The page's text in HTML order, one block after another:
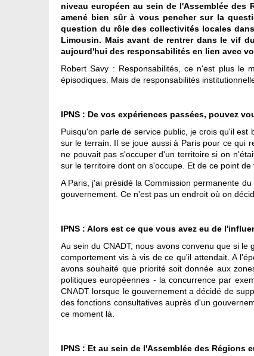
niveau européen au sein de l'Assemblée des
amené bien sûr à vous pencher sur la
question du rôle des collectivités locales
Limousin. Mais avant de rentrer dans le vif
aujourd'hui des responsabilités en lien avec
Robert Savy : Responsabilités, ce n'est plus le
épisodiques. Mais de responsabilités
IPNS : De vos expériences passées, pouvez
Puisqu'on parle de service public, je crois qu'il
sur le terrain. Il se joue aussi à Paris pour ce qui
ne pouvait pas s'occuper d'un territoire si on
sur le territoire dont on s'occupe. Et de ce point
A Paris, j'ai présidé la Commission permanente
gouvernement. Ce n'est pas un endroit où on
IPNS : Alors est ce que vous avez eu de
Au sein du CNADT, nous avons convenu que si
comportement vis à vis de ce qu'il attendait. A
avons souhaité que priorité soit donnée aux
politiques européennes - la concurrence par
CNADT lorsque le gouvernement a décidé de
des fonctions consultatives auprès d'un
ce moment là.
IPNS : Et au sein de l'Assemblée des Régions